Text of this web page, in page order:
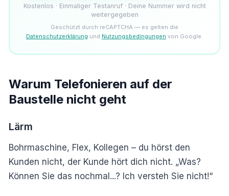
Kostenlos · Einmaliger Testanruf · Deine Nummer wird nicht
weitergegeben
Geschützt durch reCAPTCHA — es gelten die
Datenschutzerklärung und Nutzungsbedingungen von Google.
Warum Telefonieren auf der
Baustelle nicht geht
Lärm
Bohrmaschine, Flex, Kollegen – du hörst den
Kunden nicht, der Kunde hört dich nicht. „Was?
Können Sie das nochmal...? Ich versteh Sie nicht!“